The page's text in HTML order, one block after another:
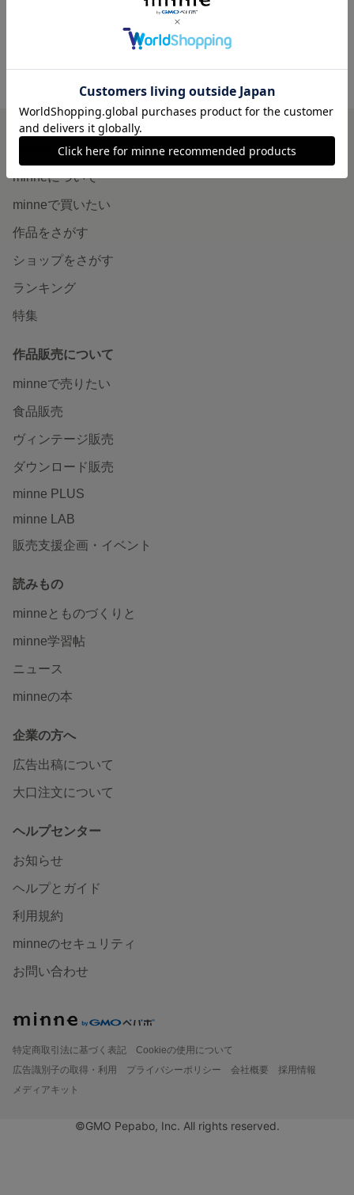
4NO38-00000'S GALLERY の作品一覧
minneを知る
minneについて
minneで買いたい
作品をさがす
ショップをさがす
ランキング
特集
作品販売について
minneで売りたい
食品販売
ヴィンテージ販売
ダウンロード販売
minne PLUS
minne LAB
販売支援企画・イベント
読みもの
minneとものづくりと
minne学習帖
ニュース
minneの本
企業の方へ
広告出稿について
大口注文について
ヘルプセンター
お知らせ
ヘルプとガイド
利用規約
minneのセキュリティ
お問い合わせ
特定商取引法に基づく表記
Cookieの使用について
広告識別子の取得・利用
プライバシーポリシー 会社概要
採用情報
メディアキット
©GMO Pepabo, Inc. All rights reserved.